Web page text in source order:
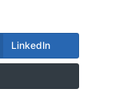
LinkedIn